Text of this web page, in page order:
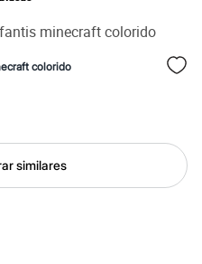
colorido
similares